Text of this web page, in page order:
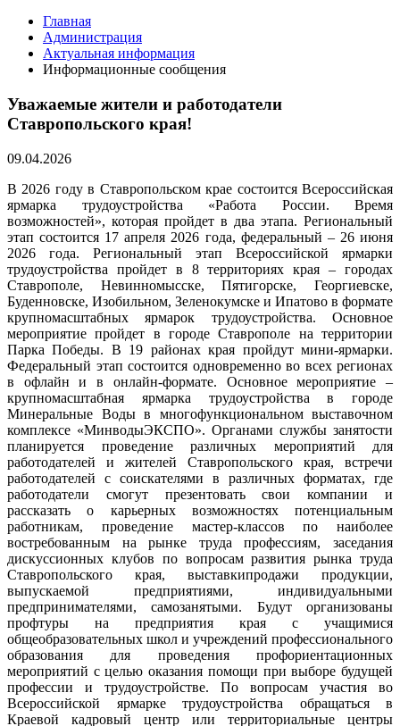
Главная
Администрация
Актуальная информация
Информационные сообщения
Уважаемые жители и работодатели
Ставропольского края!
09.04.2026
В 2026 году в Ставропольском крае состоится Всероссийская
ярмарка трудоустройства «Работа России. Время
возможностей», которая пройдет в два этапа. Региональный
этап состоится 17 апреля 2026 года, федеральный – 26 июня
2026 года. Региональный этап Всероссийской ярмарки
трудоустройства пройдет в 8 территориях края – городах
Ставрополе, Невинномысске, Пятигорске, Георгиевске,
Буденновске, Изобильном, Зеленокумске и Ипатово в формате
крупномасштабных ярмарок трудоустройства. Основное
мероприятие пройдет в городе Ставрополе на территории
Парка Победы. В 19 районах края пройдут мини-ярмарки.
Федеральный этап состоится одновременно во всех регионах
в офлайн и в онлайн-формате. Основное мероприятие –
крупномасштабная ярмарка трудоустройства в городе
Минеральные Воды в многофункциональном выставочном
комплексе «МинводыЭКСПО». Органами службы занятости
планируется проведение различных мероприятий для
работодателей и жителей Ставропольского края, встречи
работодателей с соискателями в различных форматах, где
работодатели смогут презентовать свои компании и
рассказать о карьерных возможностях потенциальным
работникам, проведение мастер-классов по наиболее
востребованным на рынке труда профессиям, заседания
дискуссионных клубов по вопросам развития рынка труда
Ставропольского края, выставкипродажи продукции,
выпускаемой предприятиями, индивидуальными
предпринимателями, самозанятыми. Будут организованы
профтуры на предприятия края с учащимися
общеобразовательных школ и учреждений профессионального
образования для проведения профориентационных
мероприятий с целью оказания помощи при выборе будущей
профессии и трудоустройстве. По вопросам участия во
Всероссийской ярмарке трудоустройства обращаться в
Краевой кадровый центр или территориальные центры